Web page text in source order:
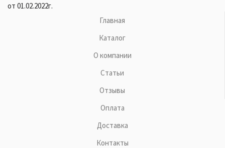
от 01.02.2022г.
Главная
Каталог
О компании
Статьи
Отзывы
Оплата
Доставка
Контакты